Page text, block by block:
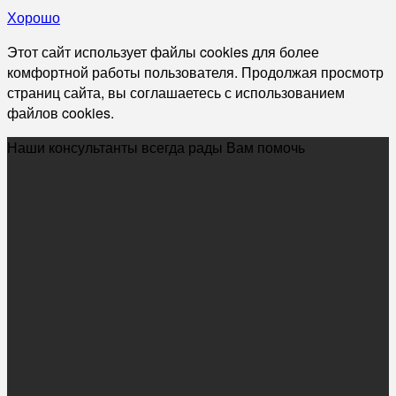
Хорошо
Этот сайт использует файлы cookies для более
комфортной работы пользователя. Продолжая просмотр
страниц сайта, вы соглашаетесь с использованием
файлов cookies.
Наши консультанты всегда рады Вам помочь